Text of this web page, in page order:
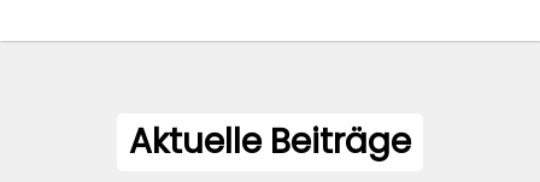
Aktuelle Beiträge